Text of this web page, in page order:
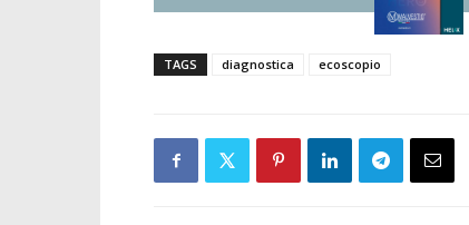
TAGS diagnostica ecoscopio